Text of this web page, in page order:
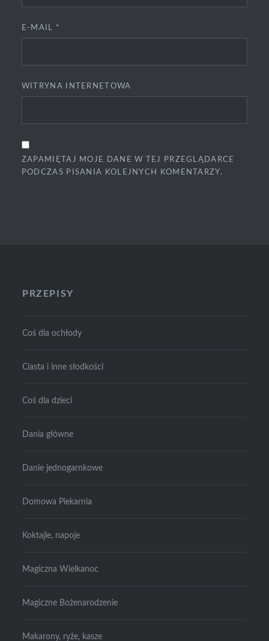
E-MAIL *
WITRYNA INTERNETOWA
ZAPAMIĘTAJ MOJE DANE W TEJ PRZEGLĄDARCE
PODCZAS PISANIA KOLEJNYCH KOMENTARZY.
PRZEPISY
Coś dla ochłody
Ciasta i inne słodkości
Coś dla dzieci
Dania główne
Danie jednogarnkowe
Domowa Piekarnia
Koktajle, napoje
Magiczna Wielkanoc
Magiczne Bożenarodzenie
Makarony, ryże, kasze